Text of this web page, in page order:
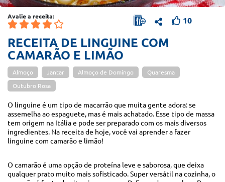
Avalie a receita: 10
RECEITA DE LINGUINE COM
CAMARÃO E LIMÃO
Almoço Jantar Almoço de Domingo Quaresma
Outubro Rosa
O linguine é um tipo de macarrão que muita gente adora: se
assemelha ao espaguete, mas é mais achatado. Esse tipo de massa
tem origem na Itália e pode ser preparado com os mais diversos
ingredientes. Na receita de hoje, você vai aprender a fazer
linguine com camarão e limão!
O camarão é uma opção de proteína leve e saborosa, que deixa
qualquer prato muito mais sofisticado. Super versátil na cozinha, o